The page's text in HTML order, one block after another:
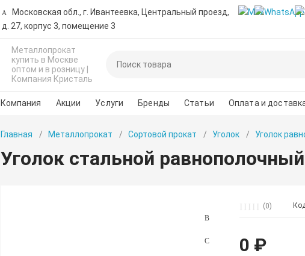
Московская обл., г. Ивантеевка, Центральный проезд,
д. 27, корпус 3, помещение 3
Металлопрокат
купить в Москве
оптом и в розницу |
Компания Кристаль
Компания Акции Услуги Бренды Статьи Оплата и
Главная Металлопрокат Сортовой прокат Уголок Уголок
Уголок стальной
(0)
0 ₽